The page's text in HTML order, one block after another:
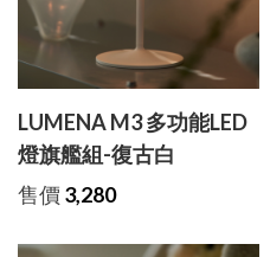
LUMENA M3 多功能LED
燈旗艦組-復古白
售價 3,280